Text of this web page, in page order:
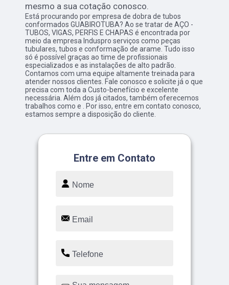
mesmo a sua cotação conosco.
Está procurando por empresa de dobra de tubos
conformados GUABIROTUBA? Ao se tratar de AÇO -
TUBOS, VIGAS, PERFIS E CHAPAS é encontrada por
meio da empresa Induspro serviços como peças
tubulares, tubos e conformação de arame. Tudo isso
só é possível graças ao time de profissionais
especializados e as instalações de alto padrão.
Contamos com uma equipe altamente treinada para
atender nossos clientes. Fale conosco e solicite já o que
precisa com toda a Custo-benefício e excelente
necessária. Além dos já citados, também oferecemos
trabalhos como e . Por isso, entre em contato conosco,
estamos sempre a disposição do cliente.
Entre em Contato